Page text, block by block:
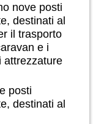
nove posti
destinati al
il trasporto
e i
attrezzature
posti
destinati al